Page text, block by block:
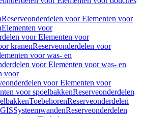
Reserveonderdelen voor Elementen voor
Elementen voor
voor Elementen voor
kranenReserveonderdelen voor
voor was- en
voor Elementen voor was- en
voor
voor Elementen voor
voor spoelbakkenReserveonderdelen
ToebehorenReserveonderdelen
SysteemwandenReserveonderdelen